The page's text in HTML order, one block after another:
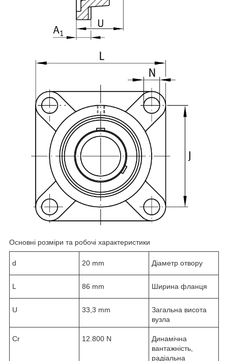
Основні розміри та робочі характеристики
d 20 mm Діаметр отвору
L 86 mm Ширина фланця
U 33,3 mm
Загальна висота
вузла
Cr 12.800 N
Динамічна
вантажність,
радіальна